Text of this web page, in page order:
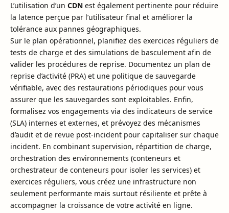
L’utilisation d’un CDN est également pertinente pour réduire
la latence perçue par l’utilisateur final et améliorer la
tolérance aux pannes géographiques.
Sur le plan opérationnel, planifiez des exercices réguliers de
tests de charge et des simulations de basculement afin de
valider les procédures de reprise. Documentez un plan de
reprise d’activité (PRA) et une politique de sauvegarde
vérifiable, avec des restaurations périodiques pour vous
assurer que les sauvegardes sont exploitables. Enfin,
formalisez vos engagements via des indicateurs de service
(SLA) internes et externes, et prévoyez des mécanismes
d’audit et de revue post-incident pour capitaliser sur chaque
incident. En combinant supervision, répartition de charge,
orchestration des environnements (conteneurs et
orchestrateur de conteneurs pour isoler les services) et
exercices réguliers, vous créez une infrastructure non
seulement performante mais surtout résiliente et prête à
accompagner la croissance de votre activité en ligne.